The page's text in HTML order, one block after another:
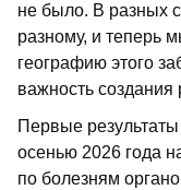
не было. В разных
разному, и теперь
географию этого
важность создания
Первые
осенью 2026 года
по болезням